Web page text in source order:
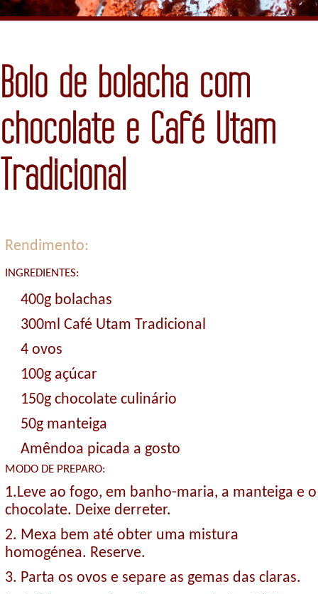
Bolo de bolacha com
chocolate e Café Utam
Tradicional
Rendimento:
INGREDIENTES:
400g bolachas
300ml Café Utam Tradicional
4 ovos
100g açúcar
150g chocolate culinário
50g manteiga
Amêndoa picada a gosto
MODO DE PREPARO:
1.Leve ao fogo, em banho-maria, a manteiga e o
chocolate. Deixe derreter.
2. Mexa bem até obter uma mistura
homogénea. Reserve.
3. Parta os ovos e separe as gemas das claras.